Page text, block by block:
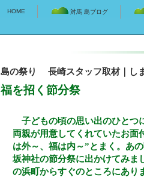
HOME 対馬 島ブログ
島の祭り 長崎スタッフ取材｜し
福を招く節分祭
子どもの頃の思い出のひとつ
両親が用意してくれていたお面
は外～、福は内～”とまく。あ
坂神社の節分祭に出かけてみま
の浜町からすぐのところにあり